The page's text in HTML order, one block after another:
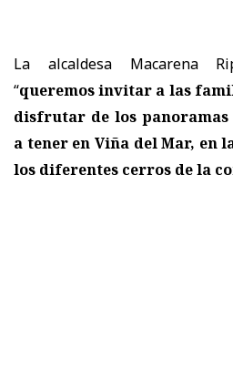
La alcaldesa Macarena
“queremos invitar a las
disfrutar de los
a tener en Viña del Mar, en
los diferentes cerros de la